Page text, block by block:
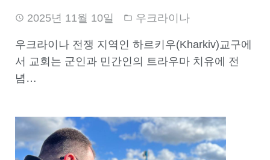
2025년 11월 10일 우크라이나
우크라이나 전쟁 지역인 하르키우(Kharkiv)교구에
서 교회는 군인과 민간인의 트라우마 치유에 전
념…